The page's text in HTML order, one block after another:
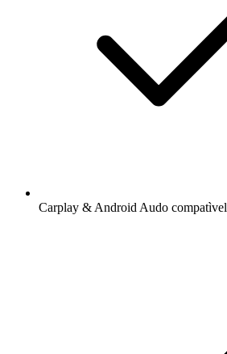
Carplay & Android Audo compatìvel